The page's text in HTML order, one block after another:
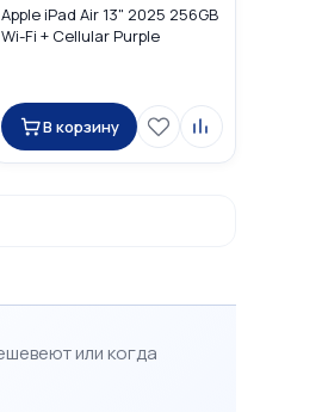
Apple iPad Air 13" 2025 256GB
Wi-Fi + Cellular Purple
В корзину